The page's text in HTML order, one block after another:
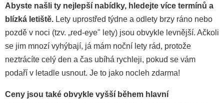
Abyste našli ty nejlepší nabídky, hledejte více termínů a
blízká letiště. Lety uprostřed týdne a odlety brzy ráno nebo
pozdě v noci (tzv. „red-eye" lety) jsou obvykle levnější. Ačkoli
se jim mnozí vyhýbají, já mám noční lety rád, protože
neztrácíte celý den a čas ubíhá rychleji, pokud se vám
podaří v letadle usnout. Je to jako nocleh zdarma!
Ceny jsou také obvykle vyšší během hlavní